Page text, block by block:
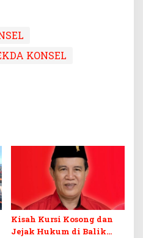
KONSEL
Kisah Kursi Kosong dan
Jejak Hukum di Balik